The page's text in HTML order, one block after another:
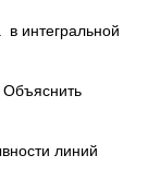
в интегральной
линий